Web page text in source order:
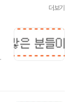
더보기